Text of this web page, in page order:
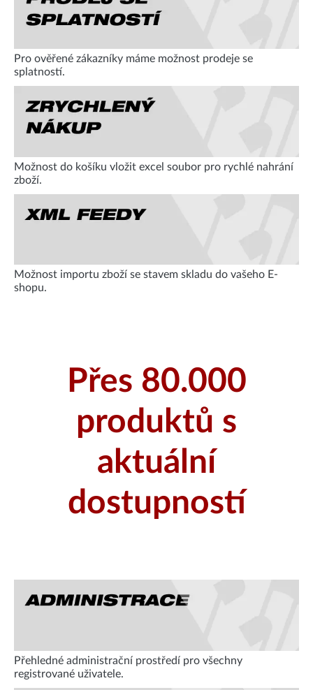
Pro ověřené zákazníky máme možnost prodeje se
splatností.
Možnost do košíku vložit excel soubor pro rychlé nahrání
zboží.
Možnost importu zboží se stavem skladu do vašeho E-
shopu.
Přes 80.000
produktů s
aktuální
dostupností
Přehledné administrační prostředí pro všechny
registrované uživatele.